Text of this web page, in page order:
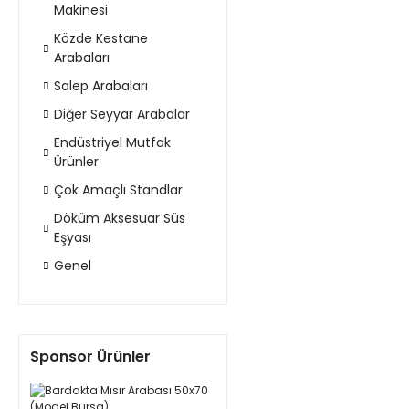
Makinesi
Közde Kestane
Arabaları
Salep Arabaları
Diğer Seyyar Arabalar
Endüstriyel Mutfak
Ürünler
Çok Amaçlı Standlar
Döküm Aksesuar Süs
Eşyası
Genel
Sponsor Ürünler